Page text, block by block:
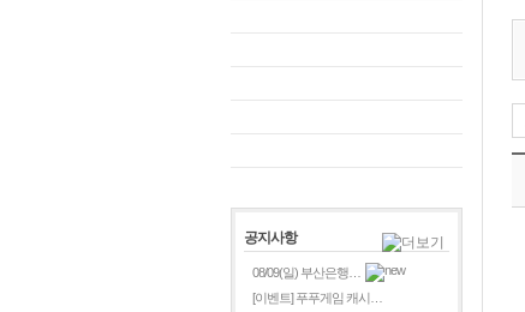
공지사항
08/09(일) 부산은행…
[이벤트] 푸푸게임 캐시…